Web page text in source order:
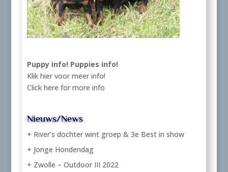
Puppy info! Puppies info!
Klik hier voor meer info!
Click here for more info
Nieuws/News
+ River’s dochter wint groep & 3e Best in show
+ Jonge Hondendag
+ Zwolle – Outdoor III 2022